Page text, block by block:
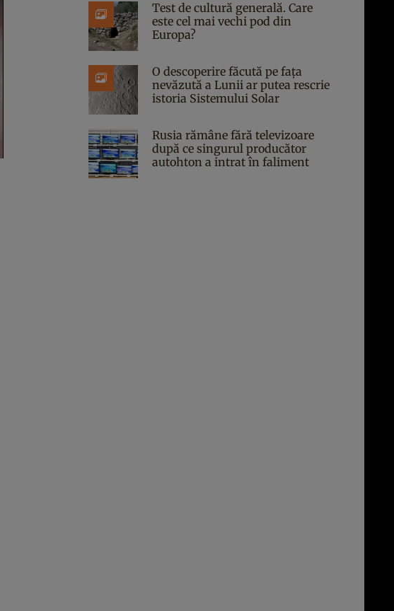
Test de cultură generală. Care
este cel mai vechi pod din
Europa?
O descoperire făcută pe fața
nevăzută a Lunii ar putea rescrie
istoria Sistemului Solar
Rusia rămâne fără televizoare
după ce singurul producător
autohton a intrat în faliment